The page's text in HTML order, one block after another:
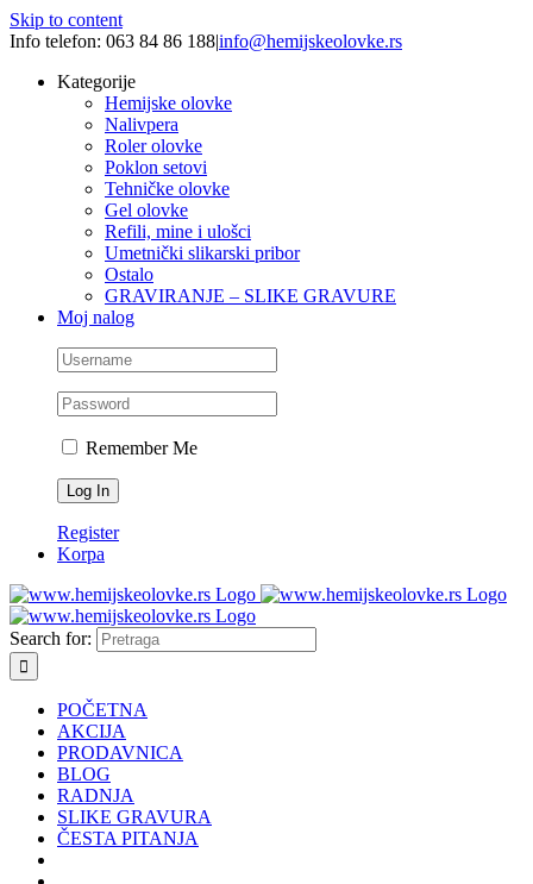
Skip to content
Info telefon: 063 84 86 188|info@hemijskeolovke.rs
Kategorije
Hemijske olovke
Nalivpera
Roler olovke
Poklon setovi
Tehničke olovke
Gel olovke
Refili, mine i ulošci
Umetnički slikarski pribor
Ostalo
GRAVIRANJE – SLIKE GRAVURE
Moj nalog
Remember Me
Register
Korpa
Search for:
POČETNA
AKCIJA
PRODAVNICA
BLOG
RADNJA
SLIKE GRAVURA
ČESTA PITANJA